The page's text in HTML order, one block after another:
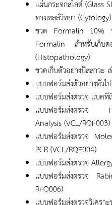
แผ่นกระจกสไลด์ (Glass
ทางเซลล์วิทยา (Cytology)
ขวด Formalin 10%
Formalin สำหรับเก็บดอ
(Histopathology)
ขวดเก็บตัวอย่างปัสสาวะ
แบบฟอร์มส่งตัวอย่างทั่วไ
แบบฟอร์มส่งตรวจ แบคที
แบบฟอร์มส่งตรวจ
Analysis (VCL/RQF003)
แบบฟอร์มส่งตรวจ
PCR (VCL/RQF004)
แบบฟอร์มส่งตรวจ
แบบฟอร์มส่งตรวจ
RFQ006)
แบบฟอร์มส่งตรวจวิ